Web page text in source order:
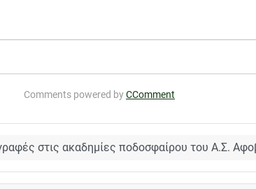
Comments powered byCComment
στις ακαδημίες ποδοσφαίρου του Α.Σ.